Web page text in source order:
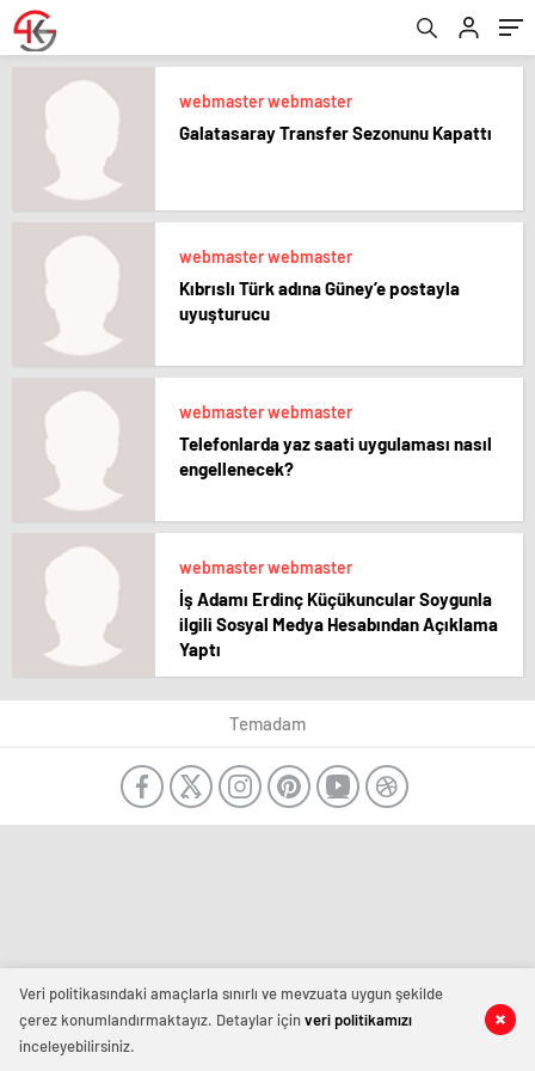
webmaster webmaster
Galatasaray Transfer Sezonunu Kapattı
webmaster webmaster
Kıbrıslı Türk adına Güney’e postayla
uyuşturucu
webmaster webmaster
Telefonlarda yaz saati uygulaması nasıl
engellenecek?
webmaster webmaster
İş Adamı Erdinç Küçükuncular Soygunla
ilgili Sosyal Medya Hesabından Açıklama
Yaptı
Temadam
Veri politikasındaki amaçlarla sınırlı ve mevzuata uygun şekilde
çerez konumlandırmaktayız. Detaylar içinveri politikamızı
inceleyebilirsiniz.